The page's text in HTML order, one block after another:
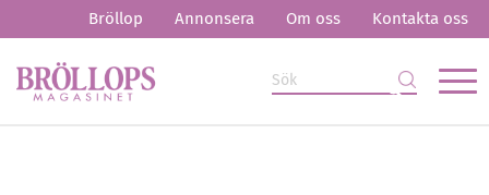
Bröllop Annonsera Om oss Kontakta oss